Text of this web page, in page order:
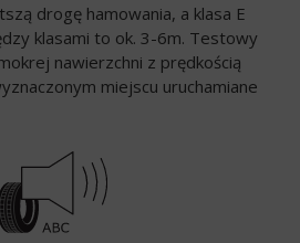
drogę hamowania, a klasa E
klasami to ok. 3-6m. Testowy
nawierzchni z prędkością
miejscu uruchamiane